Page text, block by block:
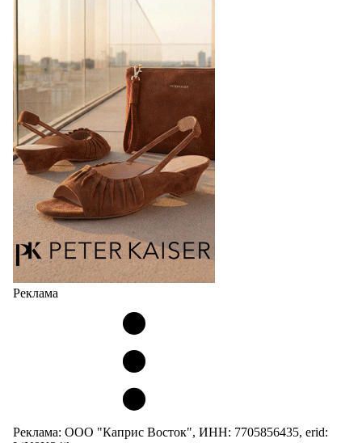
Реклама
Реклама: ООО "Каприс Восток", ИНН: 7705856435, erid: